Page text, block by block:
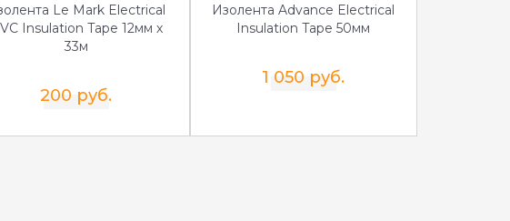
Le Mark Electrical
Insulation Tape 12мм х
33м
200 руб.
Изолента Advance Electrical
Insulation Tape 50мм
1 050 руб.